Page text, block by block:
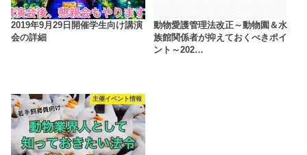
2019年9月29日開催学生向け講演
会の詳細
動物愛護管理法改正～動物園＆水
族館関係者が抑えておくべきポイ
ント～202…
主催イベント情報